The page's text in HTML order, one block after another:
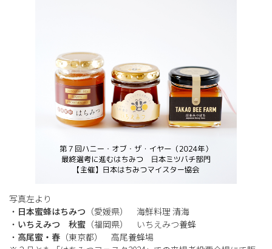
写真左より
・ 日本蜜蜂はちみつ （愛媛県） 海鮮料理 清海
・ いちえみつ 秋蜜 （福岡県） いちえみつ養蜂
・ 高尾蜜・春 （東京都） 高尾養蜂場